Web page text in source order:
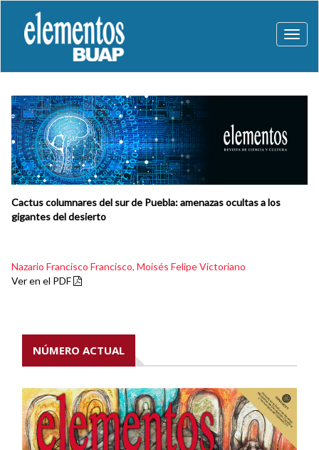
Cactus columnares del sur de Puebla: amenazas ocultas a los
gigantes del desierto
Nazario Francisco Francisco, Moisés Felipe Victoriano
Ver en el PDF
NÚMERO ACTUAL